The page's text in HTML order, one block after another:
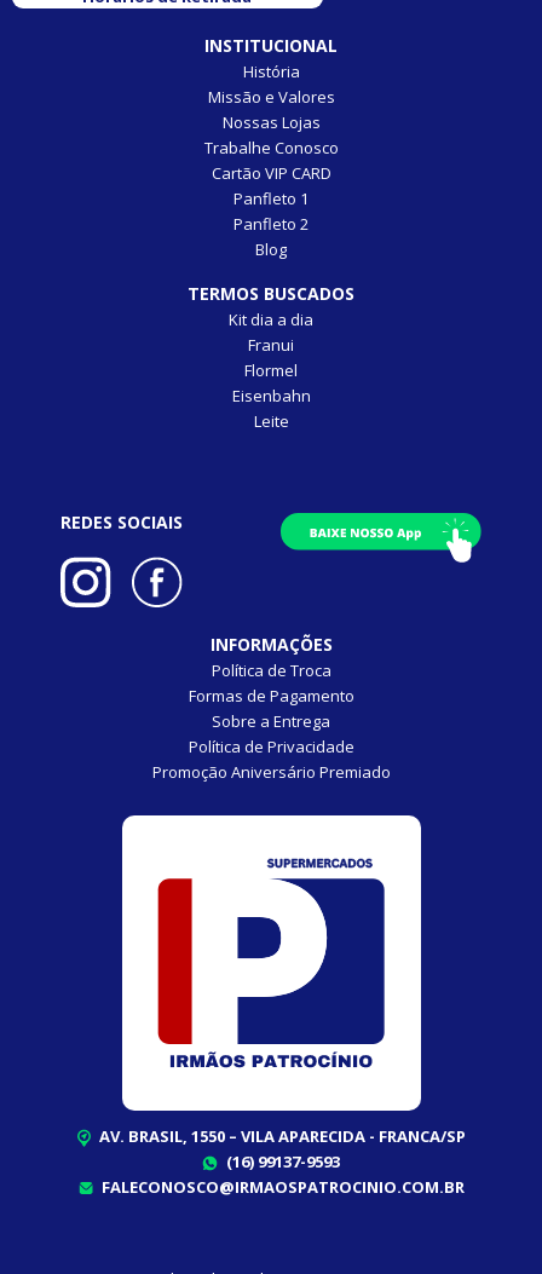
INSTITUCIONAL
História
Missão e Valores
Nossas Lojas
Trabalhe Conosco
Cartão VIP CARD
Panfleto 1
Panfleto 2
Blog
TERMOS BUSCADOS
Kit dia a dia
Franui
Flormel
Eisenbahn
Leite
REDES SOCIAIS
INFORMAÇÕES
Política de Troca
Formas de Pagamento
Sobre a Entrega
Política de Privacidade
Promoção Aniversário Premiado
AV. BRASIL, 1550 – VILA APARECIDA - FRANCA/SP
(16) 99137-9593
FALECONOSCO@IRMAOSPATROCINIO.COM.BR